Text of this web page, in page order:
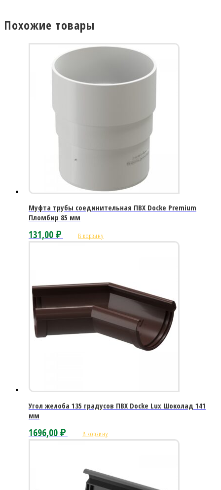
Похожие товары
Муфта трубы соединительная ПВХ Docke Premium
Пломбир 85 мм
131,00₽ В корзину
Угол желоба 135 градусов ПВХ Docke Lux Шоколад 141
мм
1696,00₽ В корзину